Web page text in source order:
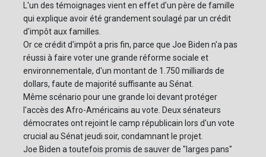
L'un des témoignages vient en effet d'un père de famille
qui explique avoir été grandement soulagé par un crédit
d'impôt aux familles.
Or ce crédit d'impôt a pris fin, parce que Joe Biden n'a pas
réussi à faire voter une grande réforme sociale et
environnementale, d'un montant de 1.750 milliards de
dollars, faute de majorité suffisante au Sénat.
Même scénario pour une grande loi devant protéger
l'accès des Afro-Américains au vote. Deux sénateurs
démocrates ont rejoint le camp républicain lors d'un vote
crucial au Sénat jeudi soir, condamnant le projet.
Joe Biden a toutefois promis de sauver de "larges pans"